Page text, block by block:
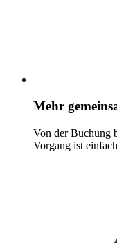
Mehr
Von der Buchung
Vorgang ist